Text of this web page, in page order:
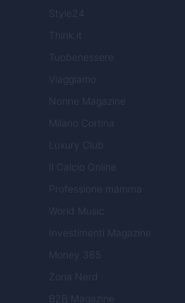
Style24
Think.it
Tuobenessere
Viaggiamo
Nonne Magazine
Milano Cortina
Luxury Club
Il Calcio Online
Professione mamma
World Music
Investimenti Magazine
Money 365
Zona Nerd
B2B Magazine